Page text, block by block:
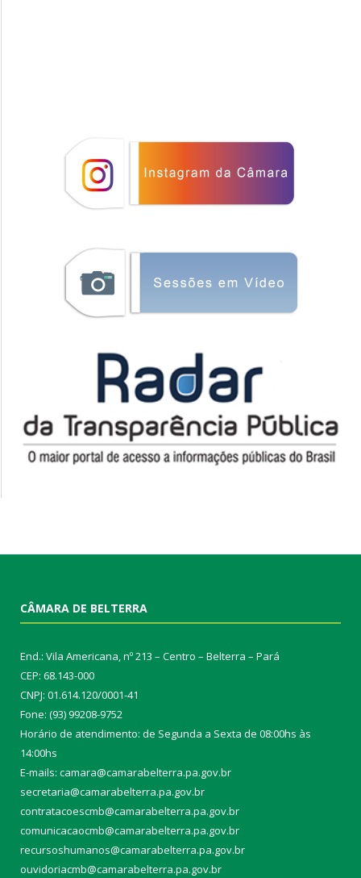
CÂMARA DE BELTERRA
End.: Vila Americana, nº 213 – Centro – Belterra – Pará
CEP: 68.143-000
CNPJ: 01.614.120/0001-41
Fone: (93) 99208-9752
Horário de atendimento: de Segunda a Sexta de 08:00hs às
14:00hs
E-mails: camara@camarabelterra.pa.gov.br
secretaria@camarabelterra.pa.gov.br
contratacoescmb@camarabelterra.pa.gov.br
comunicacaocmb@camarabelterra.pa.gov.br
recursoshumanos@camarabelterra.pa.gov.br
ouvidoriacmb@camarabelterra.pa.gov.br